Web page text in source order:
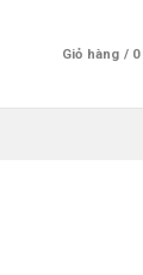
Giỏ hàng / 0